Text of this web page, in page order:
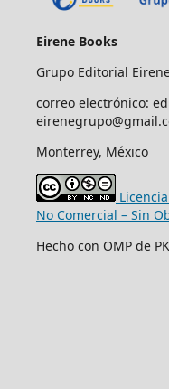
Eirene Books
Grupo Editorial
correo electrónico:
Monterrey, México
No Comercial – Sin
Hecho con OMP de